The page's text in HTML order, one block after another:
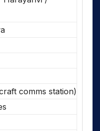
comms station)